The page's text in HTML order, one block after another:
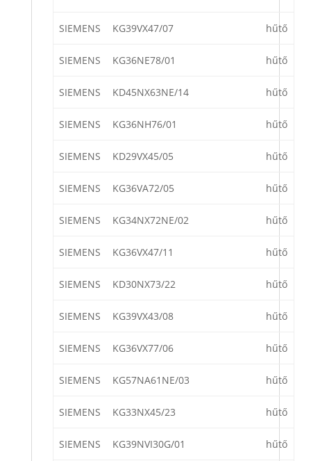
SIEMENS KG39VX47/07 hűtő
SIEMENS KG36NE78/01 hűtő
SIEMENS KD45NX63NE/14 hűtő
SIEMENS KG36NH76/01 hűtő
SIEMENS KD29VX45/05 hűtő
SIEMENS KG36VA72/05 hűtő
SIEMENS KG34NX72NE/02 hűtő
SIEMENS KG36VX47/11 hűtő
SIEMENS KD30NX73/22 hűtő
SIEMENS KG39VX43/08 hűtő
SIEMENS KG36VX77/06 hűtő
SIEMENS KG57NA61NE/03 hűtő
SIEMENS KG33NX45/23 hűtő
SIEMENS KG39NVI30G/01 hűtő